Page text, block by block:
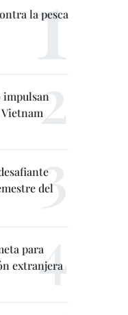
la pesca
del
para
extranjera